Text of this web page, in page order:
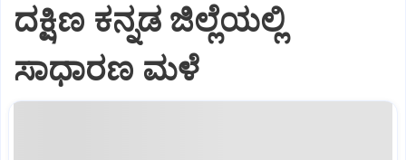
ದಕ್ಷಿಣ ಕನ್ನಡ ಜಿಲ್ಲೆಯಲ್ಲಿ
ಸಾಧಾರಣ ಮಳೆ